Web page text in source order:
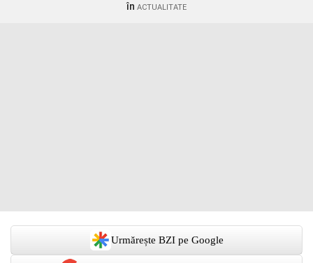
în ACTUALITATE
Urmărește BZI pe Google